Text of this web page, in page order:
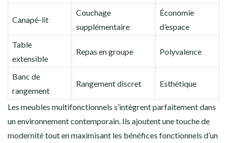
Canapé-lit
Couchage
supplémentaire
Économie
d’espace
Table
extensible
Repas en groupe Polyvalence
Banc de
rangement
Rangement discret Esthétique
Les meubles multifonctionnels s’intègrent parfaitement dans
un environnement contemporain. Ils ajoutent une touche de
modernité tout en maximisant les bénéfices fonctionnels d’un